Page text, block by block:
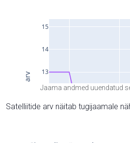
Jaama andmed uuendatud
Satelliitide arv näitab tugijaamale